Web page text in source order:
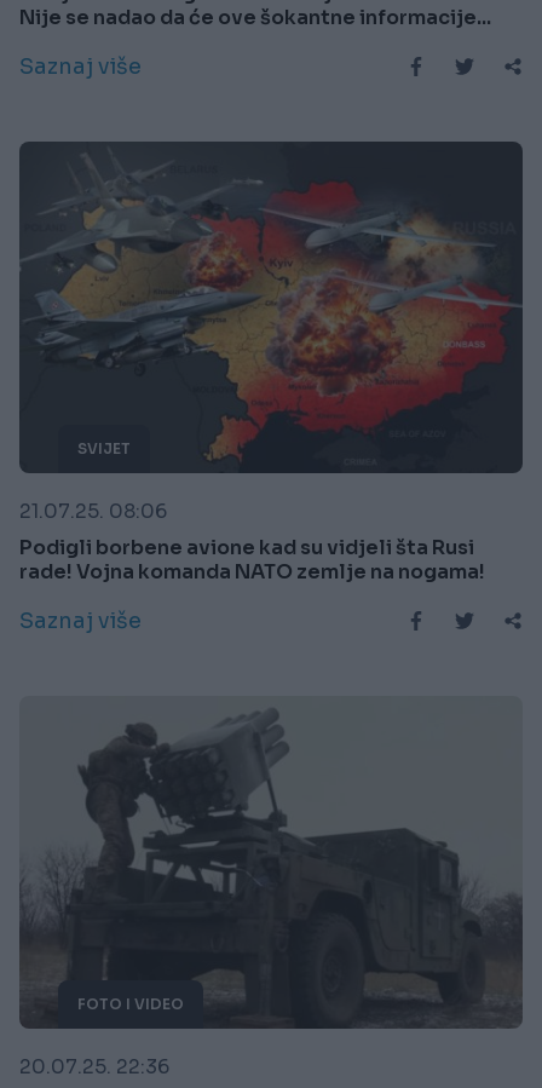
Nije se nadao da će ove šokantne informacije...
Saznaj više
SVIJET
21.07.25. 08:06
Podigli borbene avione kad su vidjeli šta Rusi
rade! Vojna komanda NATO zemlje na nogama!
Saznaj više
FOTO I VIDEO
20.07.25. 22:36